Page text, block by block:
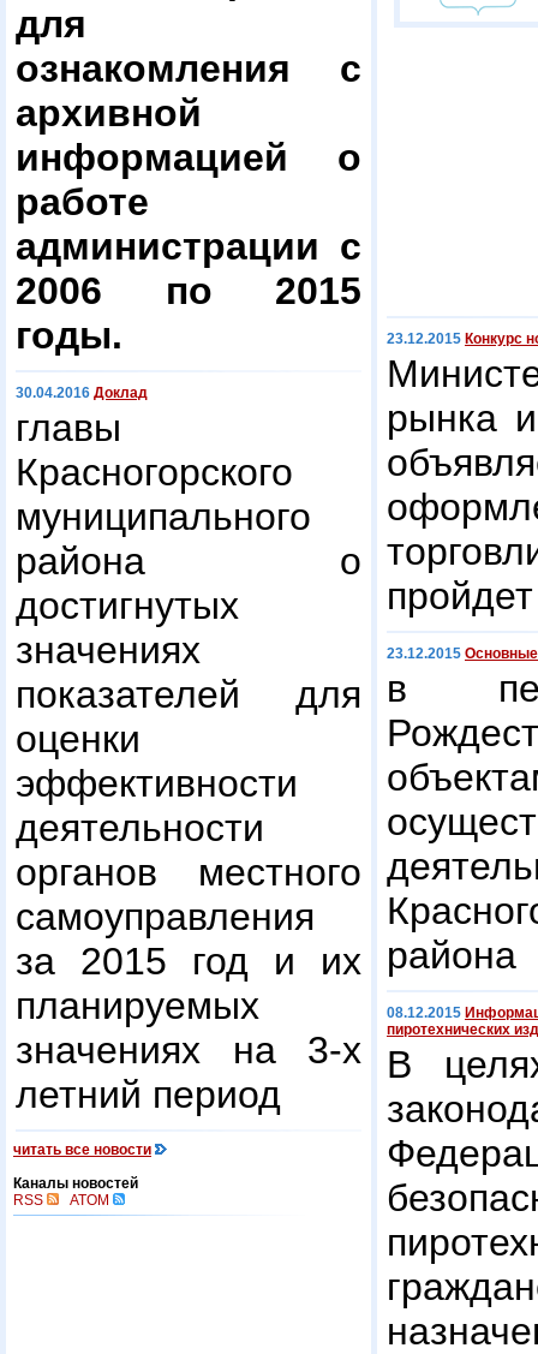
для
ознакомления с
архивной
информацией о
работе
администрации с
2006 по 2015
годы.
30.04.2016 Доклад
главы
Красногорского
муниципального
района о
достигнутых
значениях
показателей для
оценки
эффективности
деятельности
органов местного
самоуправления
за 2015 год и их
планируемых
значениях на 3-х
летний период
читать все новости
Каналы новостей
RSS
ATOM
23.12.2015 Конкурс
рынка
23.12.2015 Основные
в
района
08.12.2015
пиротехнических
В